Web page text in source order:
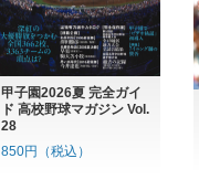
甲子園2026夏 完全ガイ
ド 高校野球マガジン Vol.
28
850円（税込）